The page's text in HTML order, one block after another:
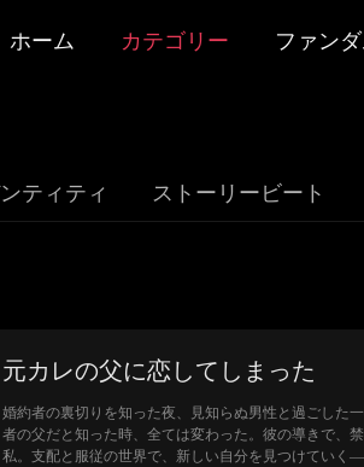
ホーム カテゴリー ファン
ティティ ストーリービート
元カレの父に恋してしまった
婚約者の裏切りを知った夜、見知らぬ男性と過ごした
者の父だと知った時、全ては変わった。彼の導きで、
私。支配と服従の世界で、新しい自分を見つけてい